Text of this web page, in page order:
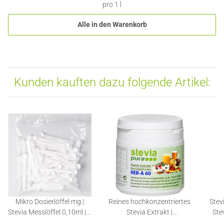
pro 1 l
Alle in den Warenkorb
Kunden kauften dazu folgende Artikel:
Mikro Dosierlöffel mg |
Stevia Messlöffel 0,10ml | 1
Reines hochkonzentriertes
Stevia Extrakt |